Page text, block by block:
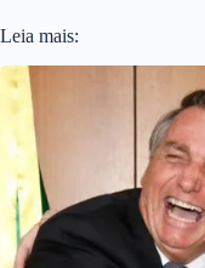
Leia mais: